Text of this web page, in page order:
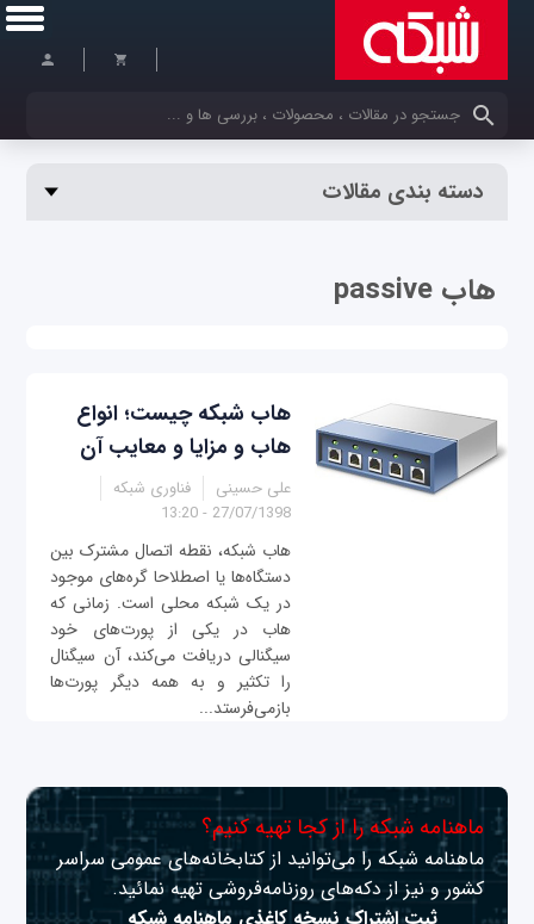
کلمات کلیدی خود را وارد کنید
دسته بندی مقالات
هاب passive
هاب شبکه چیست؛ انواع
هاب و مزایا و معایب آن
علی حسینی
فناوری شبکه
27/07/1398 - 13:20
هاب شبکه، نقطه اتصال مشترک بین
دستگاه‌ها یا اصطلاحا گره‌های موجود
در یک شبکه محلی است. زمانی که
هاب در یکی از پورت‌های خود
سیگنالی دریافت می‌کند، آن سیگنال
را تکثیر و به همه دیگر پورت‌ها
بازمی‌فرستد...
ماهنامه شبکه را از کجا تهیه کنیم؟
ماهنامه شبکه را می‌توانید از کتابخانه‌های عمومی سراسر
کشور و نیز از دکه‌های روزنامه‌فروشی تهیه نمائید.